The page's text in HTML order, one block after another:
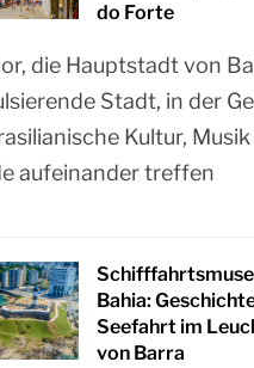
do Forte
die Hauptstadt von
Stadt, in der
Kultur, Musik
aufeinander treffen
Bahia:
Seefahrt im
von Barra